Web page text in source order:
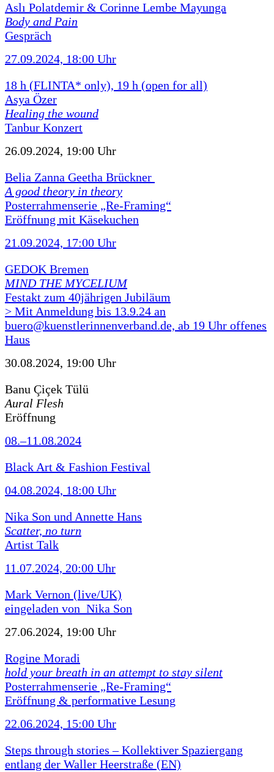
Aslı Polatdemir & Corinne Lembe Mayunga
Body and Pain
Gespräch
27.09.2024, 18:00 Uhr
18 h (FLINTA* only), 19 h (open for all)
Asya Özer
Healing the wound
Tanbur Konzert
26.09.2024, 19:00 Uhr
Belia Zanna Geetha Brückner
A good theory in theory
Posterrahmenserie „Re-Framing“
Eröffnung mit Käsekuchen
21.09.2024, 17:00 Uhr
GEDOK Bremen
MIND THE MYCELIUM
Festakt zum 40jährigen Jubiläum
> Mit Anmeldung bis 13.9.24 an
buero@kuenstlerinnenverband.de, ab 19 Uhr offenes
Haus
30.08.2024, 19:00 Uhr
Banu Çiçek Tülü
Aural Flesh
Eröffnung
08.–11.08.2024
Black Art & Fashion Festival
04.08.2024, 18:00 Uhr
Nika Son und Annette Hans
Scatter, no turn
Artist Talk
11.07.2024, 20:00 Uhr
Mark Vernon (live/UK)
eingeladen von Nika Son
27.06.2024, 19:00 Uhr
Rogine Moradi
hold your breath in an attempt to stay silent
Posterrahmenserie „Re-Framing“
Eröffnung & performative Lesung
22.06.2024, 15:00 Uhr
Steps through stories – Kollektiver Spaziergang
entlang der Waller Heerstraße (EN)